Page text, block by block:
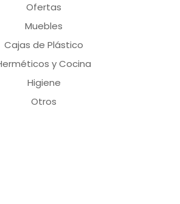
Ofertas
Muebles
Cajas de Plástico
y Cocina
Higiene
Otros